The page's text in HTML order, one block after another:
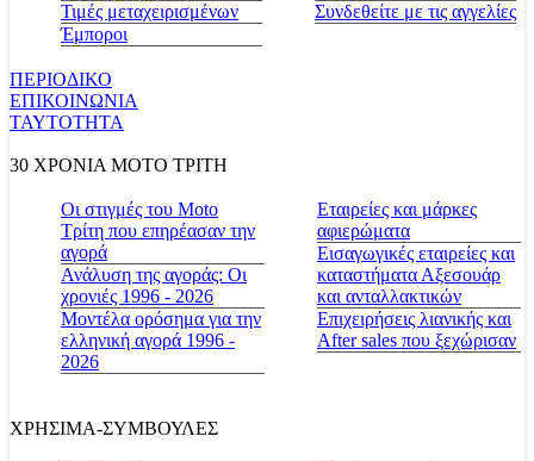
Τιμές μεταχειρισμένων
Έμποροι
Συνδεθείτε με τις αγγελίες
ΠΕΡΙΟΔΙΚΟ
ΕΠΙΚΟΙΝΩΝΙΑ
ΤΑΥΤΟΤΗΤΑ
30 ΧΡΟΝΙΑ MOTO ΤΡΙΤΗ
Οι στιγμές του Moto
Τρίτη που επηρέασαν την
αγορά
Ανάλυση της αγοράς: Οι
χρονιές 1996 - 2026
Μοντέλα ορόσημα για την
ελληνική αγορά 1996 -
2026
Εταιρείες και μάρκες
αφιερώματα
Εισαγωγικές εταιρείες και
καταστήματα Αξεσουάρ
και ανταλλακτικών
Επιχειρήσεις λιανικής και
After sales που ξεχώρισαν
ΧΡΗΣΙΜΑ-ΣΥΜΒΟΥΛΕΣ